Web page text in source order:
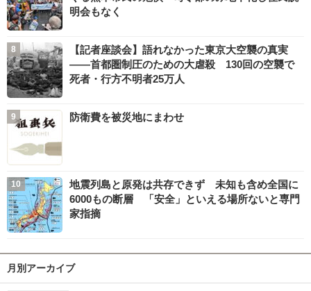
明会もなく
【記者座談会】語れなかった東京大空襲の真実
――首都圏制圧のための大虐殺 130回の空襲で
死者・行方不明者25万人
防衛費を被災地にまわせ
地震列島と原発は共存できず 未知も含め全国に
6000もの断層 「安全」といえる場所ないと専門
家指摘
月別アーカイブ